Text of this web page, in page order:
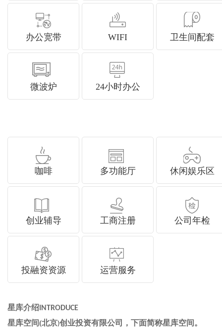
办公宽带 WIFI 卫生间配套
微波炉 24小时办公
咖啡 多功能厅 休闲娱乐区
创业辅导 工商注册 公司年检
投融资资源 运营服务
星库介绍INTRODUCE
星库空间(北京)创业投资有限公司，下面简称星库空间。